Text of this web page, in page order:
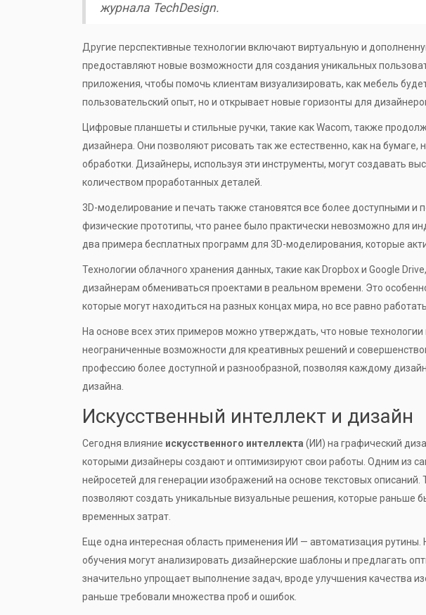
журнала TechDesign.
Другие перспективные технологии включают виртуальную и
предоставляют новые возможности для создания уникальных
приложения, чтобы помочь клиентам визуализировать, как мебель
пользовательский опыт, но и открывает новые горизонты для
Цифровые планшеты и стильные ручки, такие как Wacom, также
дизайнера. Они позволяют рисовать так же естественно, как на
обработки. Дизайнеры, используя эти инструменты, могут создавать
количеством проработанных деталей.
3D-моделирование и печать также становятся все более доступными
физические прототипы, что ранее было практически невозможно для
два примера бесплатных программ для 3D-моделирования, которые
Технологии облачного хранения данных, такие как Dropbox и Google
дизайнерам обмениваться проектами в реальном времени. Это
которые могут находиться на разных концах мира, но все равно
На основе всех этих примеров можно утверждать, что новые
неограниченные возможности для креативных решений и
профессию более доступной и разнообразной, позволяя каждому
дизайна.
Искусственный интеллект и дизайн
Сегодня влияние искусственного интеллекта (ИИ) на графический
которыми дизайнеры создают и оптимизируют свои работы. Одним из
нейросетей для генерации изображений на основе текстовых описаний.
позволяют создать уникальные визуальные решения, которые раньше
временных затрат.
Еще одна интересная область применения ИИ — автоматизация
обучения могут анализировать дизайнерские шаблоны и предлагать
значительно упрощает выполнение задач, вроде улучшения качества
раньше требовали множества проб и ошибок.